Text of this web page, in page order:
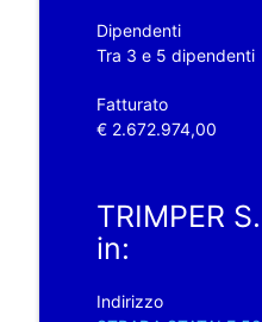
Dipendenti
Tra 3 e 5 dipendenti
Fatturato
€ 2.672.974,00
TRIMPER
in:
Indirizzo